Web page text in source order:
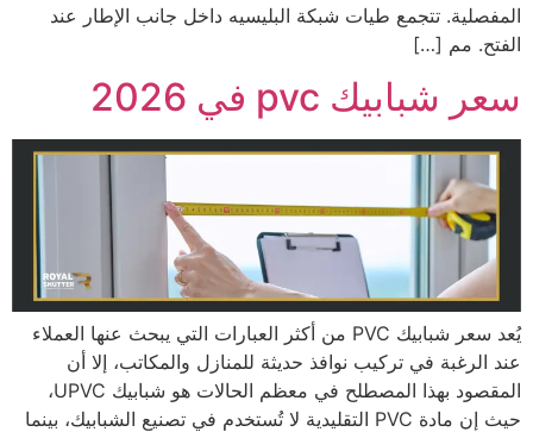
المفصلية. تتجمع طيات شبكة البليسيه داخل جانب الإطار عند
الفتح. مم […]
سعر شبابيك pvc في 2026
يُعد سعر شبابيك PVC من أكثر العبارات التي يبحث عنها العملاء
عند الرغبة في تركيب نوافذ حديثة للمنازل والمكاتب، إلا أن
المقصود بهذا المصطلح في معظم الحالات هو شبابيك UPVC،
حيث إن مادة PVC التقليدية لا تُستخدم في تصنيع الشبابيك، بينما